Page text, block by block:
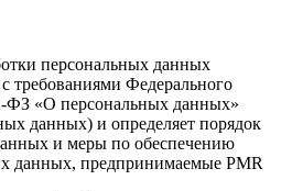
персональных данных
требованиями Федерального
ФЗ «О персональных данных»
данных) и определяет порядок
и меры по обеспечению
данных, предпринимаемые PMR